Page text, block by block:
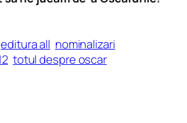
editura all nominalizari
totul despre oscar